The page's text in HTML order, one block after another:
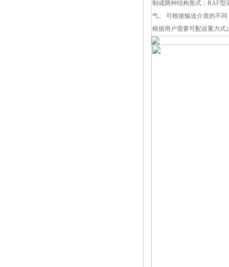
制成两种结构形式：RAF型
气。 可根据输送介质的不
根据用户需要可配设重力式